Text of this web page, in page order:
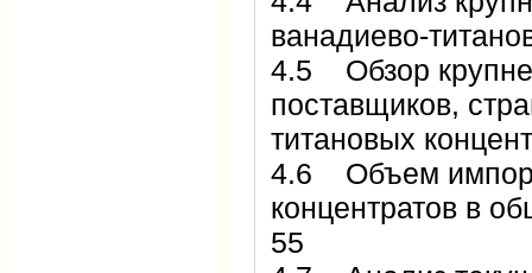
ванадиево-
4.5 Обзор
поставщиков,
титановых
4.6 Объем
концентратов в
55